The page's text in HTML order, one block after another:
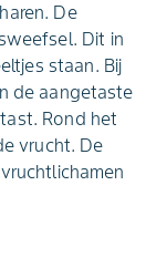
De
Dit in
staan. Bij
de aangetaste
Rond het
vrucht. De